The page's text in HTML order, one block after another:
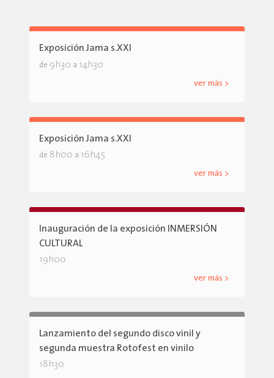
Exposición Jama s.XXI
de 9h30 a 14h30
ver más >
Exposición Jama s.XXI
de 8h00 a 16h45
ver más >
Inauguración de la exposición INMERSIÓN
CULTURAL
19h00
ver más >
Lanzamiento del segundo disco vinil y
segunda muestra Rotofest en vinilo
18h30